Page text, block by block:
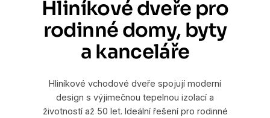
Hliníkové dveře pro
rodinné domy, byty
a kanceláře
Hliníkové vchodové dveře spojují moderní
design s výjimečnou tepelnou izolací a
životností až 50 let. Ideální řešení pro rodinné